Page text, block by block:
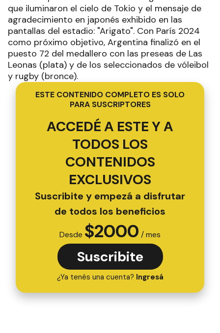
que iluminaron el cielo de Tokio y el mensaje de
agradecimiento en japonés exhibido en las
pantallas del estadio: "Arigato". Con París 2024
como próximo objetivo, Argentina finalizó en el
puesto 72 del medallero con las preseas de Las
Leonas (plata) y de los seleccionados de vóleibol
y rugby (bronce).
ESTE CONTENIDO COMPLETO ES SOLO
PARA SUSCRIPTORES
ACCEDÉ A ESTE Y A
TODOS LOS
CONTENIDOS
EXCLUSIVOS
Suscribite y empezá a disfrutar
de todos los beneficios
Desde $2000 / mes
Suscribite
¿Ya tenés una cuenta? Ingresá